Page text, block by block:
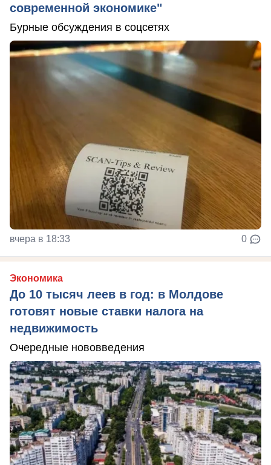
современной экономике"
Бурные обсуждения в соцсетях
вчера в 18:33 0
Экономика
До 10 тысяч леев в год: в Молдове
готовят новые ставки налога на
недвижимость
Очередные нововведения